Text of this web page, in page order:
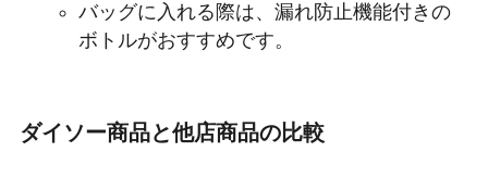
バッグに入れる際は、漏れ防止機能付きの
ボトルがおすすめです。
ダイソー商品と他店商品の比較